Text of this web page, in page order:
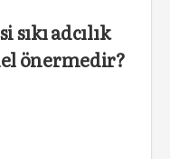
adcılık
önermedir?